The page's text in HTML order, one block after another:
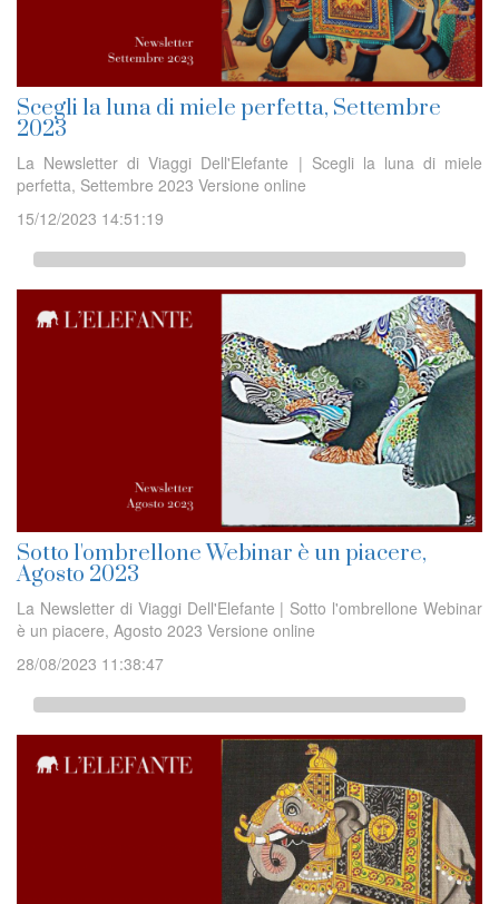
Scegli la luna di miele perfetta, Settembre
2023
La Newsletter di Viaggi Dell'Elefante | Scegli la luna di miele
perfetta, Settembre 2023 Versione online
15/12/2023 14:51:19
Sotto l'ombrellone Webinar è un piacere,
Agosto 2023
La Newsletter di Viaggi Dell'Elefante | Sotto l'ombrellone Webinar
è un piacere, Agosto 2023 Versione online
28/08/2023 11:38:47